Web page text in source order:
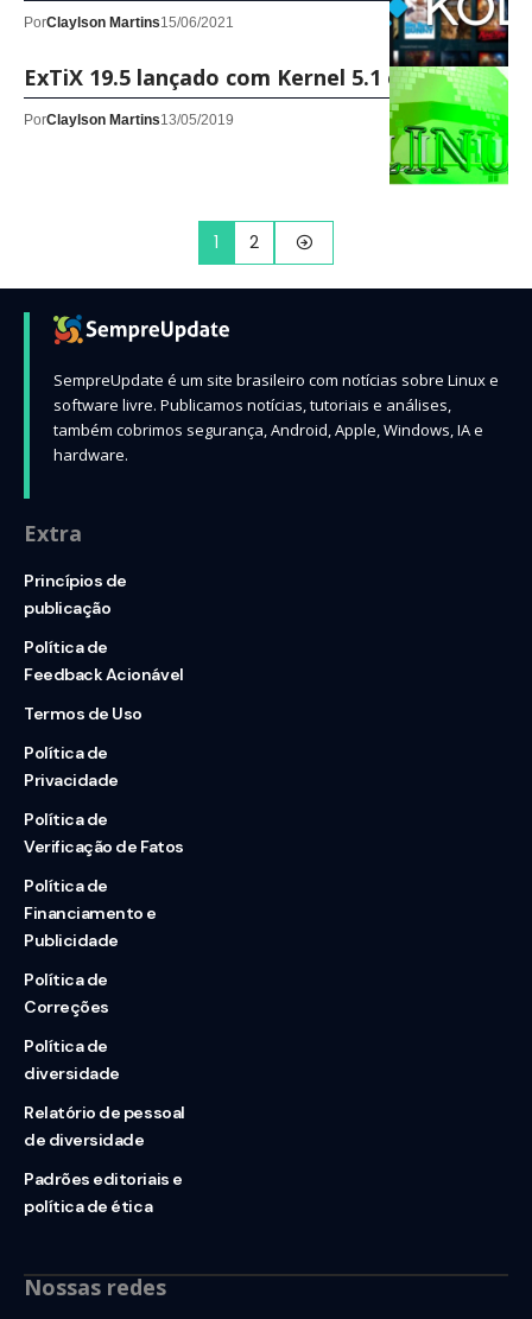
PorClaylson Martins15/06/2021
ExTiX 19.5 lançado com Kernel 5.1 e LXQt
PorClaylson Martins13/05/2019
1 2
SempreUpdate é um site brasileiro com notícias sobre Linux e
software livre. Publicamos notícias, tutoriais e análises,
também cobrimos segurança, Android, Apple, Windows, IA e
hardware.
Extra
Princípios de
publicação
Política de
Feedback Acionável
Termos de Uso
Política de
Privacidade
Política de
Verificação de Fatos
Política de
Financiamento e
Publicidade
Política de
Correções
Política de
diversidade
Relatório de pessoal
de diversidade
Padrões editoriais e
política de ética
Nossas redes